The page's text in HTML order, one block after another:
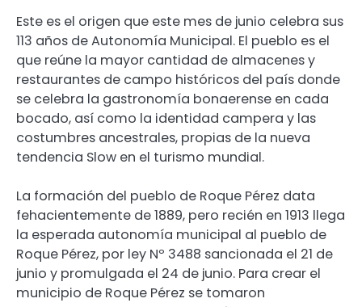
Este es el origen que este mes de junio celebra sus
113 años de Autonomía Municipal. El pueblo es el
que reúne la mayor cantidad de almacenes y
restaurantes de campo históricos del país donde
se celebra la gastronomía bonaerense en cada
bocado, así como la identidad campera y las
costumbres ancestrales, propias de la nueva
tendencia Slow en el turismo mundial.
La formación del pueblo de Roque Pérez data
fehacientemente de 1889, pero recién en 1913 llega
la esperada autonomía municipal al pueblo de
Roque Pérez, por ley Nº 3488 sancionada el 21 de
junio y promulgada el 24 de junio. Para crear el
municipio de Roque Pérez se tomaron